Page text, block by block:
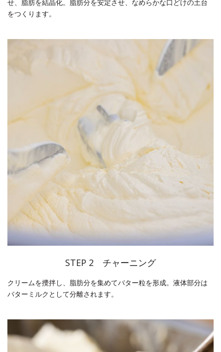
せ、脂肪を結晶化。脂肪分を安定させ、なめらかな口どけの土台
をつくります。
STEP 2 チャーニング
クリームを攪拌し、脂肪分を集めてバター粒を形成。液体部分は
バターミルクとして分離されます。